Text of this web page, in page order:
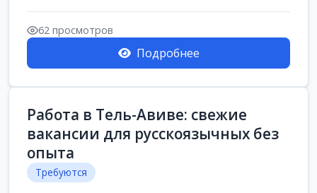
62 просмотров
Подробнее
Работа в Тель-Авиве: свежие
вакансии для русскоязычных без
опыта
Требуются